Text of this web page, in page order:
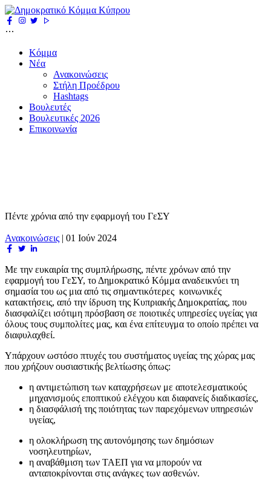
Κόμμα
Νέα
Ανακοινώσεις
Στήλη Προέδρου
Hashtags
Βουλευτές
Βουλευτικές 2026
Επικοινωνία
Πέντε χρόνια από την εφαρμογή του ΓεΣΥ
Ανακοινώσεις | 01 Ιούν 2024
Με την ευκαιρία της συμπλήρωσης, πέντε χρόνων από την
εφαρμογή του ΓεΣΥ, το Δημοκρατικό Κόμμα αναδεικνύει τη
σημασία του ως μια από τις σημαντικότερες κοινωνικές
κατακτήσεις, από την ίδρυση της Κυπριακής Δημοκρατίας, που
διασφαλίζει ισότιμη πρόσβαση σε ποιοτικές υπηρεσίες υγείας για
όλους τους συμπολίτες μας, και ένα επίτευγμα το οποίο πρέπει να
διαφυλαχθεί.
Υπάρχουν ωστόσο πτυχές του συστήματος υγείας της χώρας μας
που χρήζουν ουσιαστικής βελτίωσης όπως:
η αντιμετώπιση των καταχρήσεων με αποτελεσματικούς
μηχανισμούς εποπτικού ελέγχου και διαφανείς διαδικασίες,
η διασφάλισή της ποιότητας των παρεχόμενων υπηρεσιών
υγείας,
η ολοκλήρωση της αυτονόμησης των δημόσιων
νοσηλευτηρίων,
η αναβάθμιση των ΤΑΕΠ για να μπορούν να
ανταποκρίνονται στις ανάγκες των ασθενών.